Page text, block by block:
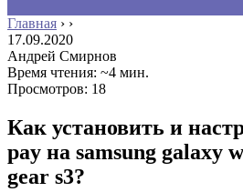
Главная › ›
17.09.2020
Андрей Смирнов
Время чтения: ~4 мин.
Просмотров: 18
Как установить и
pay на samsung galaxy
gear s3?